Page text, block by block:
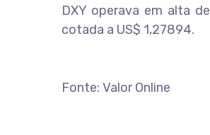
DXY operava em alta
cotada a US$ 1,27894.
Fonte: Valor Online